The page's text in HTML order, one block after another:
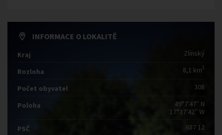
INFORMACE O LOKALITĚ
Kraj Zlínský
Rozloha 8,1 km2
Počet obyvatel 308
Poloha
49°7′47″ N
17°37′42″ W
PSČ
687 12